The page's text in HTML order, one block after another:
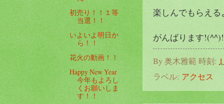
楽しんでもらえる
がんばります!(^^)!
By奥木雅範 時刻:
ラベル: アクセス
初売り！！１等
当選！！
いよいよ明日か
ら！！
花火の動画！！
Happy New Year
今年もよろし
くお願いしま
す！！